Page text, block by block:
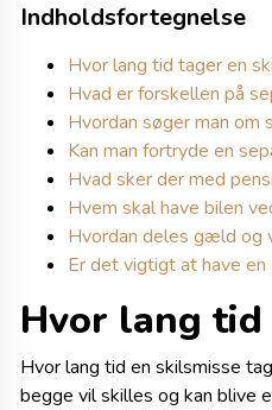
Indholdsfortegnelse
Hvor lang tid tager en
Hvad er forskellen på
Hvordan søger man om
Kan man fortryde en
Hvad sker der med
Hvem skal have bilen
Hvordan deles gæld og
Er det vigtigt at have en
Hvor lang
Hvor lang tid en skilsmisse
begge vil skilles og kan blive